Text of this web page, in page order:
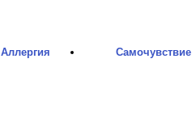
Аллергия Самочувствие